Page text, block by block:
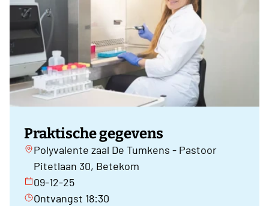
Praktische gegevens
Polyvalente zaal De Tumkens - Pastoor
Pitetlaan 30, Betekom
09-12-25
Ontvangst 18:30